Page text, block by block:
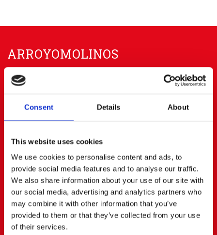
Consent Details About
This website uses cookies
We use cookies to personalise content and ads, to
provide social media features and to analyse our traffic.
We also share information about your use of our site with
our social media, advertising and analytics partners who
may combine it with other information that you’ve
provided to them or that they’ve collected from your use
of their services.
ARROYOMOLINOS
91 668 63 40
Calle Fresadores Nº 62
Parque Empresarial PARQUE 22
BOADILLA DEL MONTE
91 668 63 40
687472823
boadilla@cerratoalquiler.es
Calle Artesanos Nº 13
Pol. Ind. PRADO DEL ESPINO
28660 BOADILLA DEL MONTE (Madrid)